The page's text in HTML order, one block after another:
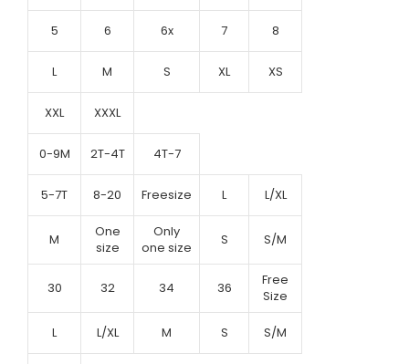
5 6 6x 7 8
L M S XL XS
XXL XXXL
0-9M 2T-4T 4T-7
5-7T 8-20 Freesize L L/XL
M
One
size
Only
one size
S S/M
30 32 34 36
Free
Size
L L/XL M S S/M